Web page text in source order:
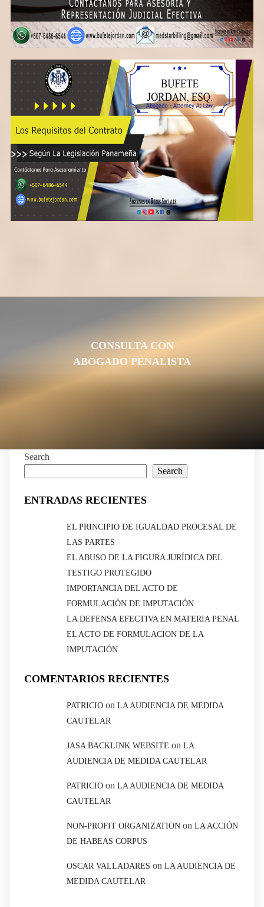
CONSULTA CON
ABOGADO PENALISTA
Search
Search
ENTRADAS RECIENTES
EL PRINCIPIO DE IGUALDAD PROCESAL DE
LAS PARTES
EL ABUSO DE LA FIGURA JURÍDICA DEL
TESTIGO PROTEGIDO
IMPORTANCIA DEL ACTO DE
FORMULACIÓN DE IMPUTACIÓN
LA DEFENSA EFECTIVA EN MATERIA PENAL
EL ACTO DE FORMULACION DE LA
IMPUTACIÓN
COMENTARIOS RECIENTES
PATRICIO on LA AUDIENCIA DE MEDIDA
CAUTELAR
JASA BACKLINK WEBSITE on LA
AUDIENCIA DE MEDIDA CAUTELAR
PATRICIO on LA AUDIENCIA DE MEDIDA
CAUTELAR
NON-PROFIT ORGANIZATION on LA ACCIÓN
DE HABEAS CORPUS
OSCAR VALLADARES on LA AUDIENCIA DE
MEDIDA CAUTELAR